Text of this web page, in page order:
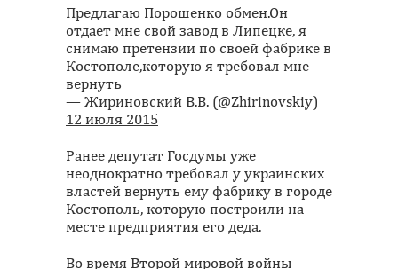
Предлагаю Порошенко обмен.Он
отдает мне свой завод в Липецке, я
снимаю претензии по своей фабрике в
Костополе,которую я требовал мне
вернуть
— Жириновский В.В. (@Zhirinovskiy)
12 июля 2015
Ранее депутат Госдумы уже
неоднократно требовал у украинских
властей вернуть ему фабрику в городе
Костополь, которую построили на
месте предприятия его деда.
Во время Второй мировой войны